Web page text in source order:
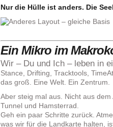
Nur die Hülle ist anders. Die
Ein Mikro im
Wir – Du und Ich – leben in
Stance, Drifting, Tracktools,
das groß. Eine Welt. Ein Zentrum.
Aber steig mal aus. Nicht aus
Tunnel und Hamsterrad.
Geh ein paar Schritte zurück.
was wir für die Landkarte halten,